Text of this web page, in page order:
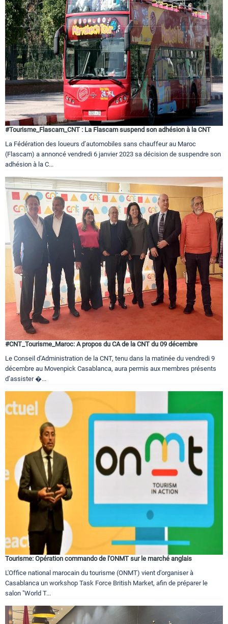
#Tourisme_Flascam_CNT : La Flascam suspend son adhésion à la CNT
La Fédération des loueurs d’automobiles sans chauffeur au Maroc
(Flascam) a annoncé vendredi 6 janvier 2023 sa décision de suspendre son
adhésion à la C...
#CNT_Tourisme_Maroc: A propos du CA de la CNT du 09 décembre
Le Conseil d’Administration de la CNT, tenu dans la matinée du vendredi 9
décembre au Movenpick Casablanca, aura permis aux membres présents
d’assister �...
Tourisme: Opération commando de l'ONMT sur le marché anglais
L'Office national marocain du tourisme (ONMT) vient d'organiser à
Casablanca un workshop Task Force British Market, afin de préparer le
salon "World T...